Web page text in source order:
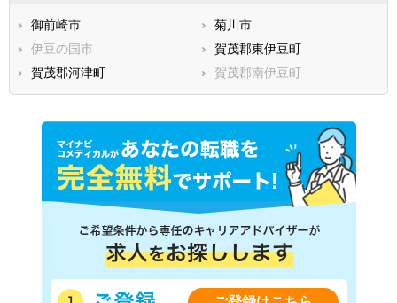
御前崎市
菊川市
伊豆の国市
賀茂郡東伊豆町
賀茂郡河津町
賀茂郡南伊豆町